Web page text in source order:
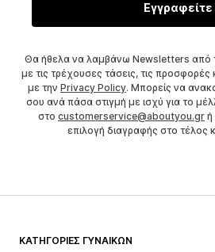
Εγγραφείτε
Θα ήθελα να λαμβάνω Newsletters από
με τις τρέχουσες τάσεις, τις
με την Privacy Policy. Μπορείς να
σου ανά πάσα στιγμή με ισχύ για το
στο customerservice@aboutyou.gr ή
επιλογή διαγραφής στο τέλος
ΚΑΤΗΓΟΡΊΕΣ ΓΥΝΑΙΚΏΝ